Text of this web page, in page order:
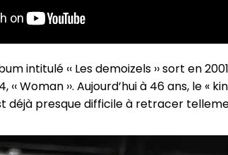
intitulé ‹‹ Les demoizels ›› sort en
‹‹ Woman ››. Aujourd’hui à 46 ans, le
déjà presque difficile à retracer